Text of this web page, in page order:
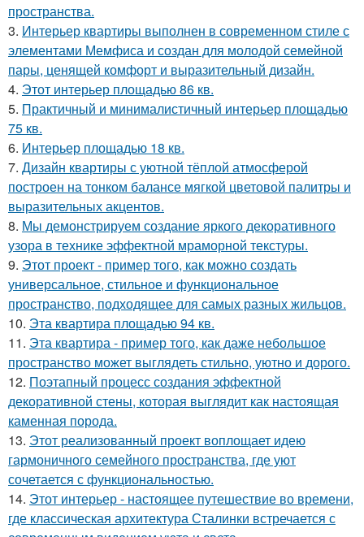
пространства.
3. Интерьер квартиры выполнен в современном стиле с
элементами Мемфиса и создан для молодой семейной
пары, ценящей комфорт и выразительный дизайн.
4. Этот интерьер площадью 86 кв.
5. Практичный и минималистичный интерьер площадью
75 кв.
6. Интерьер площадью 18 кв.
7. Дизайн квартиры с уютной тёплой атмосферой
построен на тонком балансе мягкой цветовой палитры и
выразительных акцентов.
8. Мы демонстрируем создание яркого декоративного
узора в технике эффектной мраморной текстуры.
9. Этот проект - пример того, как можно создать
универсальное, стильное и функциональное
пространство, подходящее для самых разных жильцов.
10. Эта квартира площадью 94 кв.
11. Эта квартира - пример того, как даже небольшое
пространство может выглядеть стильно, уютно и дорого.
12. Поэтапный процесс создания эффектной
декоративной стены, которая выглядит как настоящая
каменная порода.
13. Этот реализованный проект воплощает идею
гармоничного семейного пространства, где уют
сочетается с функциональностью.
14. Этот интерьер - настоящее путешествие во времени,
где классическая архитектура Сталинки встречается с